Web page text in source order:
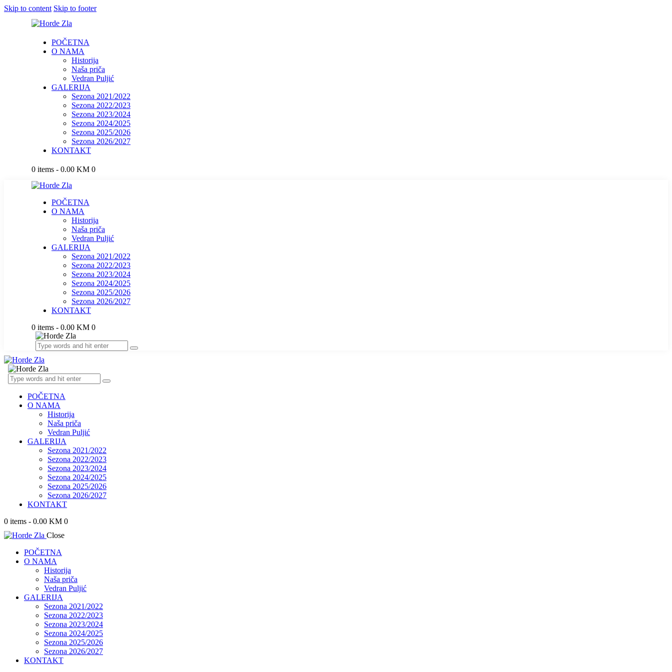
Skip to content Skip to footer
POČETNA
O NAMA
Historija
Naša priča
Vedran Puljić
GALERIJA
Sezona 2021/2022
Sezona 2022/2023
Sezona 2023/2024
Sezona 2024/2025
Sezona 2025/2026
Sezona 2026/2027
KONTAKT
0 items - 0.00 KM 0
POČETNA
O NAMA
Historija
Naša priča
Vedran Puljić
GALERIJA
Sezona 2021/2022
Sezona 2022/2023
Sezona 2023/2024
Sezona 2024/2025
Sezona 2025/2026
Sezona 2026/2027
KONTAKT
0 items - 0.00 KM 0
POČETNA
O NAMA
Historija
Naša priča
Vedran Puljić
GALERIJA
Sezona 2021/2022
Sezona 2022/2023
Sezona 2023/2024
Sezona 2024/2025
Sezona 2025/2026
Sezona 2026/2027
KONTAKT
0 items - 0.00 KM 0
Close
POČETNA
O NAMA
Historija
Naša priča
Vedran Puljić
GALERIJA
Sezona 2021/2022
Sezona 2022/2023
Sezona 2023/2024
Sezona 2024/2025
Sezona 2025/2026
Sezona 2026/2027
KONTAKT